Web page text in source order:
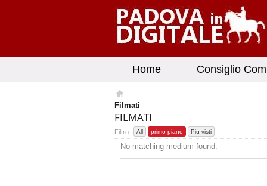
Home Consiglio
Filmati
FILMATI
Filtro: All primo piano Piu visti
No matching medium found.